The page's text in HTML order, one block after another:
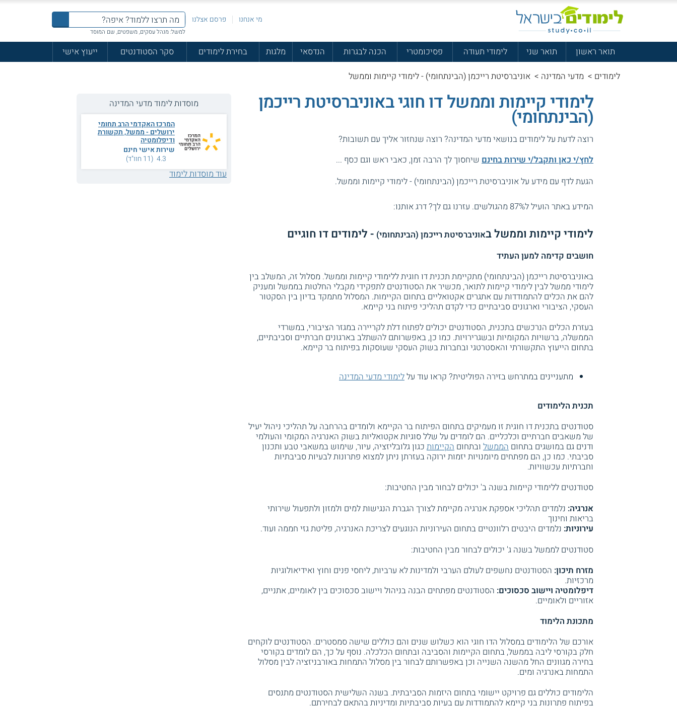
מי אנחנו פרסם אצלנו
למשל: מנהל עסקים, משפטים, שם המוסד
תואר ראשון תואר שני לימודי תעודה פסיכומטרי הכנה לבגרות הנדסאי מלגות בחירת לימודים סקר הסטודנטים
ייעוץ אישי
לימודים > מדעי המדינה > אוניברסיטת רייכמן (הבינתחומי) - לימודי קיימות וממשל
לימודי קיימות וממשל דו חוגי באוניברסיטת רייכמן
(הבינתחומי)
רוצה לדעת על לימודים בנושאי מדעי המדינה? רוצה שנחזור אליך עם תשובות?
לחץ/י כאן ותקבל/י שירות בחינם שיחסוך לך הרבה זמן, כאבי ראש וגם כסף ...
הגעת לדף עם מידע על אוניברסיטת רייכמן (הבינתחומי) - לימודי קיימות וממשל.
המידע באתר הועיל ל87% מהגולשים.
עזרנו גם לך? דרג אותנו:
לימודי קיימות וממשל באוניברסיטת רייכמן (הבינתחומי) - לימודים דו חוגיים
חושבים קדימה למען העתיד
באוניברסיטת רייכמן (הבינתחומי) מתקיימת תכנית דו חוגית ללימודי קיימות וממשל. מסלול זה, המשלב בין
לימודי ממשל לבין לימודי קיימות לתואר, מכשיר את הסטודנטים לתפקידי מקבלי החלטות בממשל ומעניק
להם את הכלים להתמודדות עם אתגרים אקטואליים בתחום הקיימות. המסלול מתמקד בדיון בין הסקטור
העסקי, הציבורי וארגונים סביבתיים כדי לקדם תהליכי פיתוח בני קיימא.
בעזרת הכלים הנרכשים בתכנית, הסטודנטים יכולים לפתוח דלת לקריירה במגזר הציבורי, במשרדי
הממשלה, ברשויות המקומיות ובשגרירויות. כמו כן, באפשרותם להשתלב בארגונים חברתיים וסביבתיים,
בתחום הייעוץ התקשורתי והאסטרטגי ובחברות בשוק העסקי שעוסקות בפיתוח בר קיימא.
מתעניינים במתרחש בזירה הפוליטית? קראו עוד עללימודי מדעי המדינה
תכנית הלימודים
סטודנטים בתכנית דו חוגית זו מעמיקים בתחום הפיתוח בר הקיימא ולומדים בהרחבה על תהליכי ניהול יעיל
של משאבים חברתיים וכלכליים. הם לומדים על שלל סוגיות אקטואליות בשוק האנרגיה המקומי והעולמי
ודנים גם במושגים בתחום הממשל ובתחום הקיימות כגון גלובליזציה, עיור, שימוש במשאבי טבע ותכנון
סביבתי. כמו כן, הם מפתחים מיומנויות יזמות ירוקה בעזרתן ניתן למצוא פתרונות לבעיות סביבתיות
וחברתיות עכשוויות.
סטודנטים ללימודי קיימות בשנה ב' יכולים לבחור מבין החטיבות:
אנרגיה: נלמדים תהליכי אספקת אנרגיה מקיימת לצורך הגברת הנגישות למים ולמזון ולתפעול שירותי
בריאות וחינוך
עירוניות: נלמדים היבטים רלוונטיים בתחום העירוניות הנוגעים לצריכת האנרגיה, פליטת גזי חממה ועוד.
סטודנטים לממשל בשנה ג' יכולים לבחור מבין החטיבות:
מזרח תיכון: הסטודנטים נחשפים לעולם הערבי ולמדינות לא ערביות, ליחסי פנים וחוץ ואידיאולוגיות
מרכזיות.
דיפלומטיה ויישוב סכסוכים: הסטודנטים מפתחים הבנה בניהול ויישוב סכסוכים בין לאומיים, אתניים,
אזוריים ולאומיים.
מתכונת הלימוד
אורכם של הלימודים במסלול הדו חוגי הוא כשלוש שנים והם כוללים שישה סמסטרים. הסטודנטים לוקחים
חלק בקורסי ליבה בממשל, בתחום הקיימות והסביבה ובתחום הכלכלה. נוסף על כך, הם לומדים בקורסי
בחירה מגוונים החל מהשנה השנייה וכן באפשרותם לבחור בין מסלול התמחות באורבניזציה לבין מסלול
התמחות באנרגיה ומים.
הלימודים כוללים גם פרויקט יישומי בתחום היזמות הסביבתית. בשנה השלישית הסטודנטים מתנסים
בפיתוח פתרונות בני קיימא להתמודדות עם בעיות סביבתיות ומדיניות בהתאם לבחירתם.
מוסדות לימוד מדעי המדינה
המרכז האקדמי הרב תחומי
ירושלים - ממשל, תקשורת
ודיפלומטיה
שירות אישי חינם
4.3 (11 חוו"ד)
עוד מוסדות לימוד